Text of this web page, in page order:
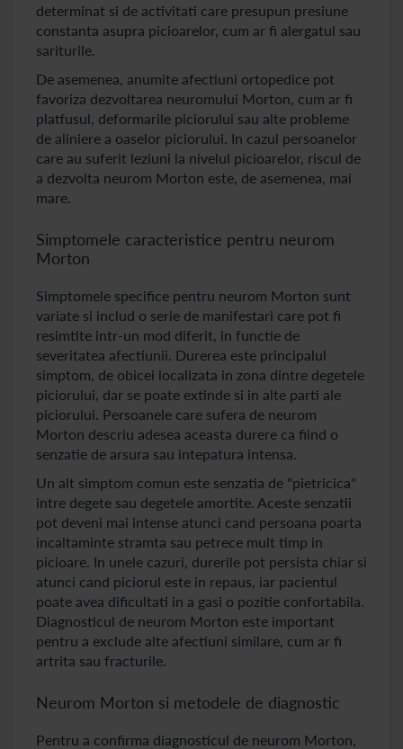
determinat si de activitati care presupun presiune
constanta asupra picioarelor, cum ar fi alergatul sau
sariturile.
De asemenea, anumite afectiuni ortopedice pot
favoriza dezvoltarea neuromului Morton, cum ar fi
platfusul, deformarile piciorului sau alte probleme
de aliniere a oaselor piciorului. In cazul persoanelor
care au suferit leziuni la nivelul picioarelor, riscul de
a dezvolta neurom Morton este, de asemenea, mai
mare.
Simptomele caracteristice pentru neurom
Morton
Simptomele specifice pentru neurom Morton sunt
variate si includ o serie de manifestari care pot fi
resimtite intr-un mod diferit, in functie de
severitatea afectiunii. Durerea este principalul
simptom, de obicei localizata in zona dintre degetele
piciorului, dar se poate extinde si in alte parti ale
piciorului. Persoanele care sufera de neurom
Morton descriu adesea aceasta durere ca fiind o
senzatie de arsura sau intepatura intensa.
Un alt simptom comun este senzatia de "pietricica"
intre degete sau degetele amortite. Aceste senzatii
pot deveni mai intense atunci cand persoana poarta
incaltaminte stramta sau petrece mult timp in
picioare. In unele cazuri, durerile pot persista chiar si
atunci cand piciorul este in repaus, iar pacientul
poate avea dificultati in a gasi o pozitie confortabila.
Diagnosticul de neurom Morton este important
pentru a exclude alte afectiuni similare, cum ar fi
artrita sau fracturile.
Neurom Morton si metodele de diagnostic
Pentru a confirma diagnosticul de neurom Morton,